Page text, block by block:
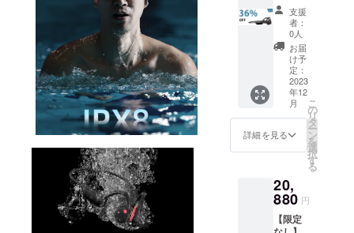
充電
ケーブ
ル×1 日
本語取
扱説明
書×1 変
換アダ
プター
×1 調節
用ひも
×1
早割
36％OF
「QAE
X10」
×2 一般
販売予
定価
格：
30,720
円（税
込） ※
送料無
本国内
限定）
内容
物：
支援
者：
0人
お届
け予
定：
2023
年12
月
詳細を見る
こ
の
リ
タ
ー
ン
を
選
択
す
る
20,
880 円
【限定